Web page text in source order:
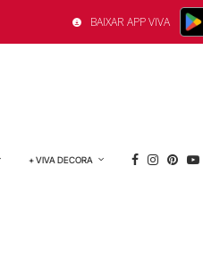
BAIXAR APP VIVA
+ VIVA DECORA